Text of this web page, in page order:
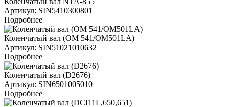
Артикул: SIN5410300801
Подробнее
Коленчатый вал (OM 541/OM501LA)
Артикул: SIN51021010632
Подробнее
Коленчатый вал (D2676)
Артикул: SIN6501005010
Подробнее